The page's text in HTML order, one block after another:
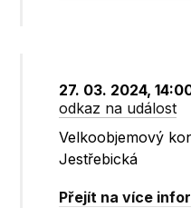
27. 03. 2024,
odkaz na událost
Velkoobjemový
Jestřebická
Přejít na více